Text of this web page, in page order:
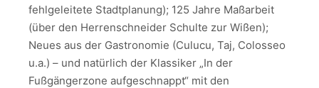
fehlgeleitete Stadtplanung); 125 Jahre Maßarbeit
(über den Herrenschneider Schulte zur Wißen);
Neues aus der Gastronomie (Culucu, Taj, Colosseo
u.a.) – und natürlich der Klassiker „In der
Fußgängerzone aufgeschnappt“ mit den